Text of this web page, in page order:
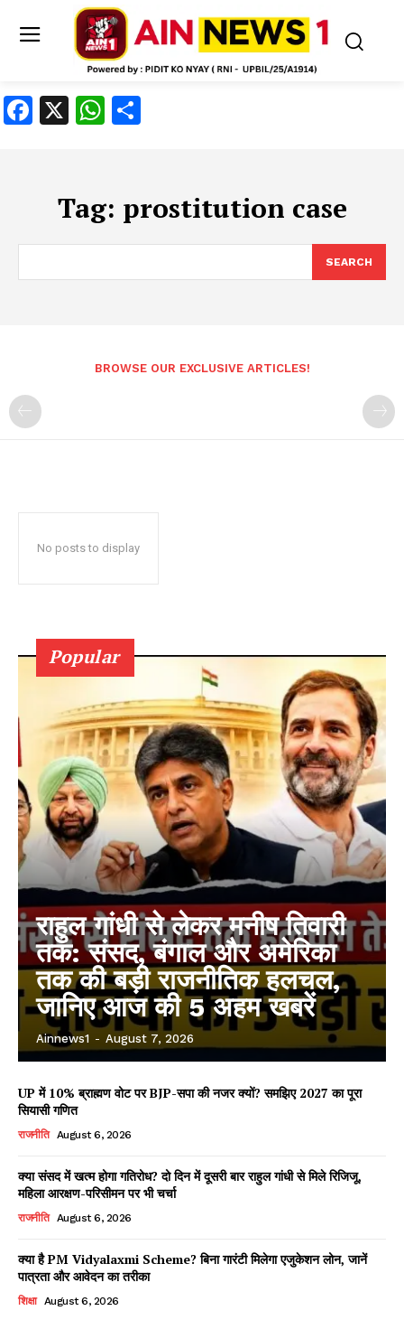
Facebook
X WhatsApp
Share
Facebook
X WhatsApp
Tag: prostitution case
SEARCH
BROWSE OUR EXCLUSIVE ARTICLES!
No posts to display
Popular
राहुल गांधी से लेकर मनीष तिवारी
तक: संसद, बंगाल और अमेरिका
तक की बड़ी राजनीतिक हलचल,
जानिए आज की 5 अहम खबरें
Ainnews1 - August 7, 2026
UP में 10% ब्राह्मण वोट पर BJP-सपा की नजर क्यों? समझिए 2027 का पूरा
सियासी गणित
राजनीति August 6, 2026
क्या संसद में खत्म होगा गतिरोध? दो दिन में दूसरी बार राहुल गांधी से मिले रिजिजू,
महिला आरक्षण-परिसीमन पर भी चर्चा
राजनीति August 6, 2026
क्या है PM Vidyalaxmi Scheme? बिना गारंटी मिलेगा एजुकेशन लोन, जानें
पात्रता और आवेदन का तरीका
शिक्षा August 6, 2026